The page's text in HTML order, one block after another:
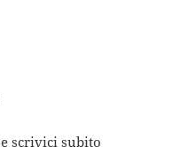
scrivici subito